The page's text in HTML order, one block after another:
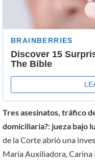
Tres asesinatos, tráfico
domiciliaria?: jueza bajo
de la Corte abrió una
María Auxiliadora, Carina